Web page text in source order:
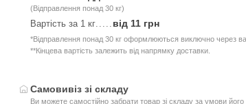
(Відправлення понад 30 кг)
Вартість за 1 кг..... від 11 грн
*Відправлення понад 30 кг оформлюються виключно через
**Кінцева вартість залежить від напрямку доставки.
Самовивіз зі складу
Ви можете самостійно забрати товар зі складу за умови